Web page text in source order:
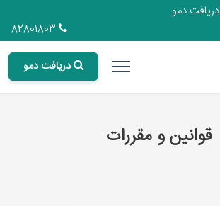
دریافت دمو
دریافت دمو
قوانین و مقررات